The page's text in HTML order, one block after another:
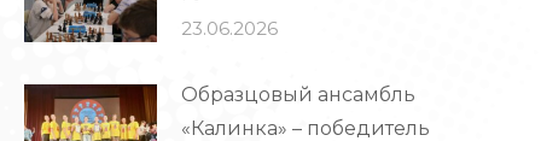
23.06.2026
Образцовый ансамбль
«Калинка» – победитель